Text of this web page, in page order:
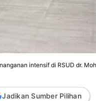
intensif di RSUD dr.
Jadikan Sumber Pilihan